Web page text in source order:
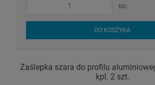
kpl.
DO KOSZYKA
Zaślepka szara do profilu
kpl. 2 szt.